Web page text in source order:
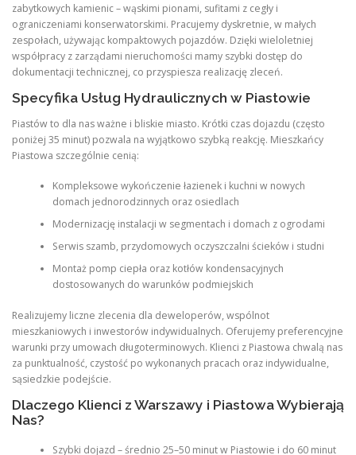
zabytkowych kamienic – wąskimi pionami, sufitami z cegły i
ograniczeniami konserwatorskimi. Pracujemy dyskretnie, w małych
zespołach, używając kompaktowych pojazdów. Dzięki wieloletniej
współpracy z zarządami nieruchomości mamy szybki dostęp do
dokumentacji technicznej, co przyspiesza realizację zleceń.
Specyfika Usług Hydraulicznych w Piastowie
Piastów to dla nas ważne i bliskie miasto. Krótki czas dojazdu (często
poniżej 35 minut) pozwala na wyjątkowo szybką reakcję. Mieszkańcy
Piastowa szczególnie cenią:
Kompleksowe wykończenie łazienek i kuchni w nowych
domach jednorodzinnych oraz osiedlach
Modernizację instalacji w segmentach i domach z ogrodami
Serwis szamb, przydomowych oczyszczalni ścieków i studni
Montaż pomp ciepła oraz kotłów kondensacyjnych
dostosowanych do warunków podmiejskich
Realizujemy liczne zlecenia dla deweloperów, wspólnot
mieszkaniowych i inwestorów indywidualnych. Oferujemy preferencyjne
warunki przy umowach długoterminowych. Klienci z Piastowa chwalą nas
za punktualność, czystość po wykonanych pracach oraz indywidualne,
sąsiedzkie podejście.
Dlaczego Klienci z Warszawy i Piastowa Wybierają
Nas?
Szybki dojazd – średnio 25–50 minut w Piastowie i do 60 minut